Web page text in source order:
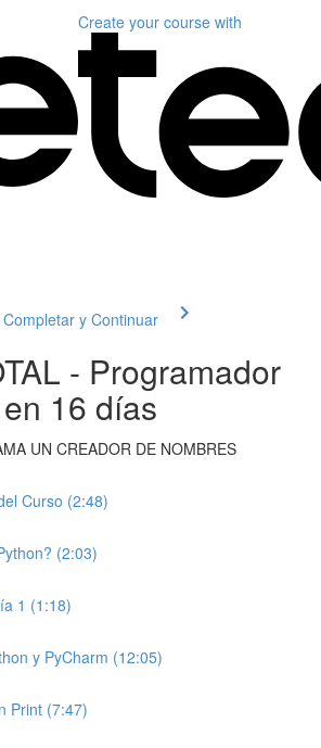
Create your course with
Completar y Continuar
- Programador
16 días
UN CREADOR DE NOMBRES
Curso (2:48)
(2:03)
1 (1:18)
y PyCharm (12:05)
Print (7:47)